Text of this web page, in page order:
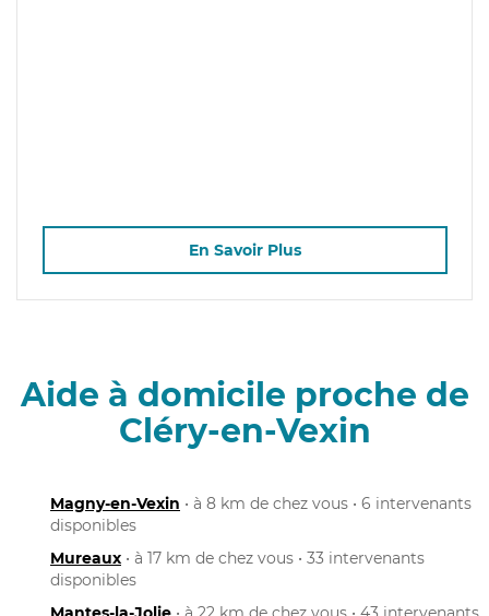
En Savoir Plus
Aide à domicile proche de
Cléry-en-Vexin
Magny-en-Vexin • à 8 km de chez vous • 6 intervenants
disponibles
Mureaux • à 17 km de chez vous • 33 intervenants
disponibles